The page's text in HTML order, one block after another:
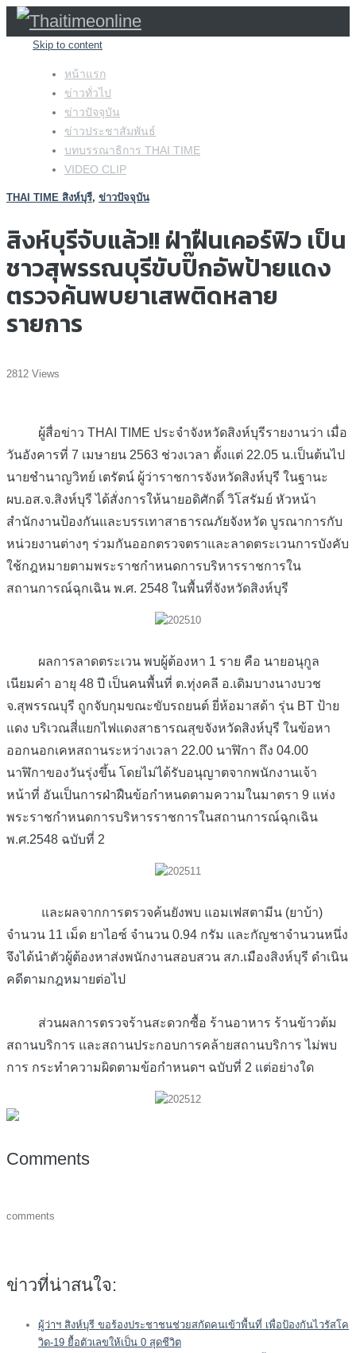
Skip to content
หน้าแรก
ข่าวทั่วไป
ข่าวปัจจุบัน
ข่าวประชาสัมพันธ์
บทบรรณาธิการ THAI TIME
VIDEO CLIP
THAI TIME สิงห์บุรี, ข่าวปัจจุบัน
สิงห์บุรีจับแล้ว!! ฝ่าฝืนเคอร์ฟิว เป็น
ชาวสุพรรณบุรีขับปิ๊กอัพป้ายแดง
ตรวจค้นพบยาเสพติดหลาย
รายการ
2812 Views
ผู้สื่อข่าว THAI TIME ประจำจังหวัดสิงห์บุรีรายงานว่า เมื่อ
วันอังคารที่ 7 เมษายน 2563 ช่วงเวลา ตั้งแต่ 22.05 น.เป็นต้นไป
นายชำนาญวิทย์ เตรัตน์ ผู้ว่าราชการจังหวัดสิงห์บุรี ในฐานะ
ผบ.อส.จ.สิงห์บุรี ได้สั่งการให้นายอดิศักดิ์ วิโสรัมย์ หัวหน้า
สำนักงานป้องกันและบรรเทาสาธารณภัยจังหวัด บูรณาการกับ
หน่วยงานต่างๆ ร่วมกันออกตรวจตราและลาดตระเวนการบังคับ
ใช้กฎหมายตามพระราชกำหนดการบริหารราชการใน
สถานการณ์ฉุกเฉิน พ.ศ. 2548 ในพื้นที่จังหวัดสิงห์บุรี
ผลการลาดตระเวน พบผู้ต้องหา 1 ราย คือ นายอนุกูล
เนียมคำ อายุ 48 ปี เป็นคนพื้นที่ ต.ทุ่งคลี อ.เดิมบางนางบวช
จ.สุพรรณบุรี ถูกจับกุมขณะขับรถยนต์ ยี่ห้อมาสด้า รุ่น BT ป้าย
แดง บริเวณสี่แยกไฟแดงสาธารณสุขจังหวัดสิงห์บุรี ในข้อหา
ออกนอกเคหสถานระหว่างเวลา 22.00 นาฬิกา ถึง 04.00
นาฬิกาของวันรุ่งขึ้น โดยไม่ได้รับอนุญาตจากพนักงานเจ้า
หน้าที่ อันเป็นการฝ่าฝืนข้อกำหนดตามความในมาตรา 9 แห่ง
พระราชกำหนดการบริหารราชการในสถานการณ์ฉุกเฉิน
พ.ศ.2548 ฉบับที่ 2
และผลจากการตรวจค้นยังพบ แอมเฟสตามีน (ยาบ้า)
จำนวน 11 เม็ด ยาไอซ์ จำนวน 0.94 กรัม และกัญชาจำนวนหนึ่ง
จึงได้นำตัวผู้ต้องหาส่งพนักงานสอบสวน สภ.เมืองสิงห์บุรี ดำเนิน
คดีตามกฎหมายต่อไป
ส่วนผลการตรวจร้านสะดวกซื้อ ร้านอาหาร ร้านข้าวต้ม
สถานบริการ และสถานประกอบการคล้ายสถานบริการ ไม่พบ
การ กระทำความผิดตามข้อกำหนดฯ ฉบับที่ 2 แต่อย่างใด
Comments
comments
ข่าวที่น่าสนใจ:
ผู้ว่าฯ สิงห์บุรี ขอร้องประชาชนช่วยสกัดคนเข้าพื้นที่ เพื่อป้องกันไวรัสโค
วิด-19 ยื้อตัวเลขให้เป็น 0 สุดชีวิต